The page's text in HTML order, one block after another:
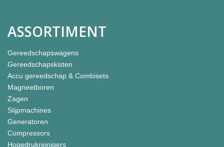
ASSORTIMENT
Gereedschapswagens
Gereedschapskisten
Accu gereedschap & Combisets
Magneetboren
Zagen
Slijpmachines
Generatoren
Compressors
Hogedrukreinigers